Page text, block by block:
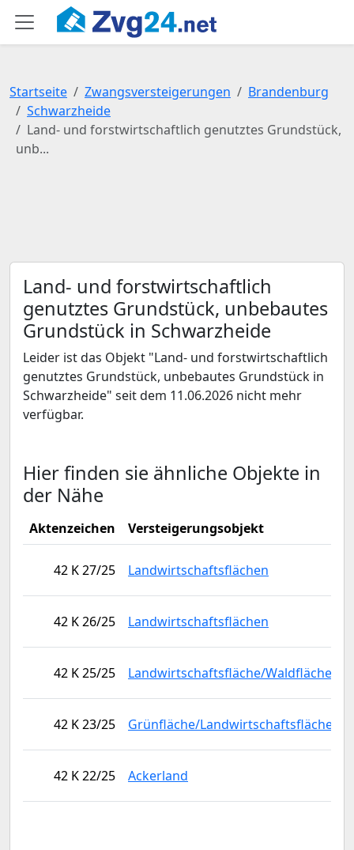
Startseite Zwangsversteigerungen
Brandenburg
Schwarzheide
Land- und forstwirtschaftlich genutztes Grundstück,
unb...
Land- und forstwirtschaftlich
genutztes Grundstück, unbebautes
Grundstück in Schwarzheide
Leider ist das Objekt "Land- und forstwirtschaftlich
genutztes Grundstück, unbebautes Grundstück in
Schwarzheide" seit dem 11.06.2026 nicht mehr
verfügbar.
Hier finden sie ähnliche Objekte in
der Nähe
Aktenzeichen Versteigerungsobjekt
42 K 27/25 Landwirtschaftsflächen
42 K 26/25 Landwirtschaftsflächen
42 K 25/25 Landwirtschaftsfläche/Waldfläche
42 K 23/25 Grünfläche/Landwirtschaftsfläche
42 K 22/25 Ackerland